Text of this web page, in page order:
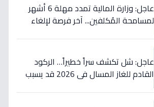
عاجل: وزارة المالية تمدد مهلة 6 أشهر
لمسامحة المُكلفين... آخر فرصة لإلغاء
عاجل: شل تكشف سراً خطيراً… الركود
القادم للغاز المسال في 2026 قد يسبب